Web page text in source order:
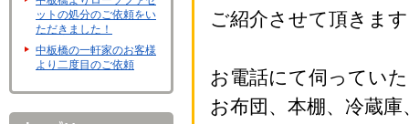
ご紹介させて頂きま
お電話にて伺ってい
お布団、本棚、冷蔵
ットの処分のご依頼をい
ただきました！
中板橋の一軒家のお客様
より二度目のご依頼